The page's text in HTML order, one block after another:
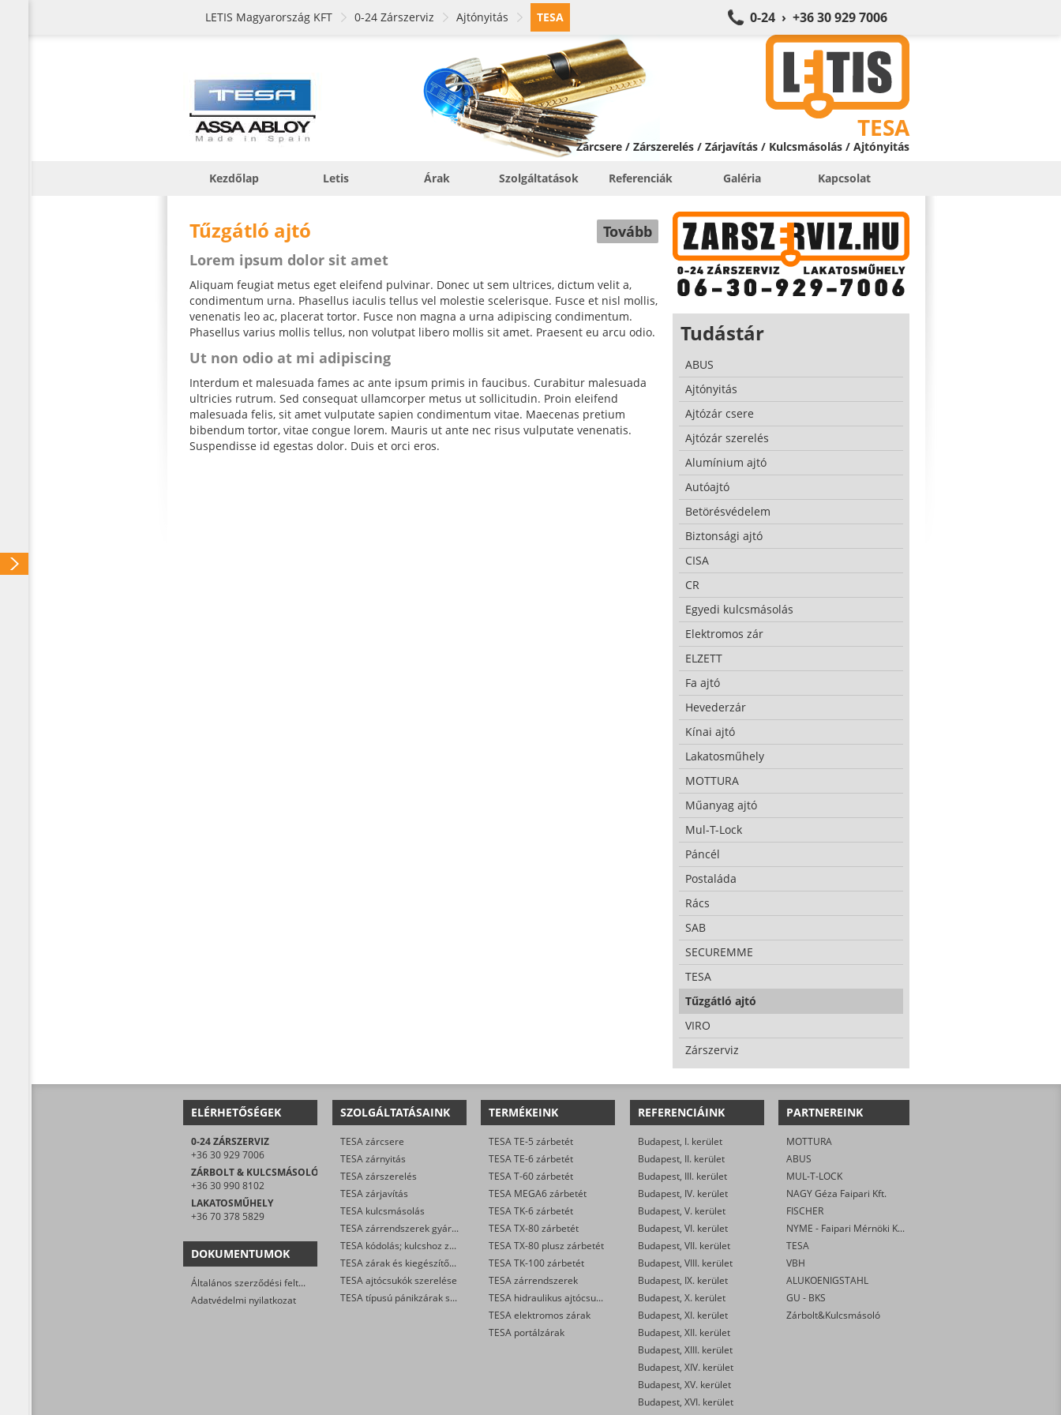
LETIS Magyarország KFT 0-24 Zárszerviz Ajtónyitás TESA 0-24 › +36 30 929 7006
TESA
Zárcsere / Zárszerelés / Zárjavítás / Kulcsmásolás / Ajtónyitás
Kezdőlap Letis Árak Szolgáltatások Referenciák Galéria Kapcsolat
Tűzgátló ajtó
Tovább
Lorem ipsum dolor sit amet
Aliquam feugiat metus eget eleifend pulvinar. Donec ut sem ultrices, dictum velit a,
condimentum urna. Phasellus iaculis tellus vel molestie scelerisque. Fusce et nisl mollis,
venenatis leo ac, placerat tortor. Fusce non magna a urna adipiscing condimentum.
Phasellus varius mollis tellus, non volutpat libero mollis sit amet. Praesent eu arcu odio.
Ut non odio at mi adipiscing
Interdum et malesuada fames ac ante ipsum primis in faucibus. Curabitur malesuada
ultricies rutrum. Sed consequat ullamcorper metus ut sollicitudin. Proin eleifend
malesuada felis, sit amet vulputate sapien condimentum vitae. Maecenas pretium
bibendum tortor, vitae congue lorem. Mauris ut ante nec risus vulputate venenatis.
Suspendisse id egestas dolor. Duis et orci eros.
Tudástár
ABUS
Ajtónyitás
Ajtózár csere
Ajtózár szerelés
Alumínium ajtó
Autóajtó
Betörésvédelem
Biztonsági ajtó
CISA
CR
Egyedi kulcsmásolás
Elektromos zár
ELZETT
Fa ajtó
Hevederzár
Kínai ajtó
Lakatosműhely
MOTTURA
Műanyag ajtó
Mul-T-Lock
Páncél
Postaláda
Rács
SAB
SECUREMME
TESA
Tűzgátló ajtó
VIRO
Zárszerviz
ELÉRHETŐSÉGEK
0-24 ZÁRSZERVIZ
+36 30 929 7006
ZÁRBOLT & KULCSMÁSOLÓ
+36 30 990 8102
LAKATOSMŰHELY
+36 70 378 5829
DOKUMENTUMOK
Általános szerződési feltételek
Adatvédelmi nyilatkozat
SZOLGÁLTATÁSAINK
TESA zárcsere
TESA zárnyitás
TESA zárszerelés
TESA zárjavítás
TESA kulcsmásolás
TESA zárrendszerek gyártása
TESA kódolás; kulcshoz zárbetét készítése
TESA zárak és kiegészítők kereskedelme
TESA ajtócsukók szerelése
TESA típusú pánikzárak szerelése
TERMÉKEINK
TESA TE-5 zárbetét
TESA TE-6 zárbetét
TESA T-60 zárbetét
TESA MEGA6 zárbetét
TESA TK-6 zárbetét
TESA TX-80 zárbetét
TESA TX-80 plusz zárbetét
TESA TK-100 zárbetét
TESA zárrendszerek
TESA hidraulikus ajtócsukók
TESA elektromos zárak
TESA portálzárak
REFERENCIÁINK
Budapest, I. kerület
Budapest, II. kerület
Budapest, III. kerület
Budapest, IV. kerület
Budapest, V. kerület
Budapest, VI. kerület
Budapest, VII. kerület
Budapest, VIII. kerület
Budapest, IX. kerület
Budapest, X. kerület
Budapest, XI. kerület
Budapest, XII. kerület
Budapest, XIII. kerület
Budapest, XIV. kerület
Budapest, XV. kerület
Budapest, XVI. kerület
PARTNEREINK
MOTTURA
ABUS
MUL-T-LOCK
NAGY Géza Faipari Kft.
FISCHER
NYME - Faipari Mérnöki Kar
TESA
VBH
ALUKOENIGSTAHL
GU - BKS
Zárbolt&Kulcsmásoló